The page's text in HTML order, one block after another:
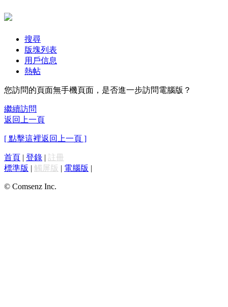
搜尋
版塊列表
用戶信息
熱帖
您訪問的頁面無手機頁面，是否進一步訪問電腦版？
繼續訪問
返回上一頁
[ 點擊這裡返回上一頁 ]
首頁 | 登錄 | 註冊
標準版 | 觸屏版 | 電腦版 |
© Comsenz Inc.